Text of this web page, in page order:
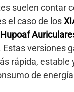
suelen contar
el caso de los
Hupoaf
. Estas versiones
rápida, estable
de